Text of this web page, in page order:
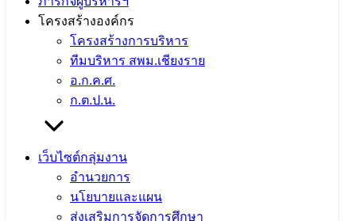
โครงสร้างองค์กร
โครงสร้างการบริหาร
ทีมบริหาร สพม.เชียงราย
อ.ก.ค.ศ.
ก.ต.ป.น.
เว็บไซต์กลุ่มงาน
อำนวยการ
นโยบายและแผน
ส่งเสริมการจัดการศึกษา
เรียนแม่ต๋ำตาดควันวิทยาคม
4 สิงหาคม 2026
สพม.เชียงราย
จำนวนผู้ชม: 11
ตรวจสุขภาพประจำปี 2569 ใส่ใจสุขภาพ